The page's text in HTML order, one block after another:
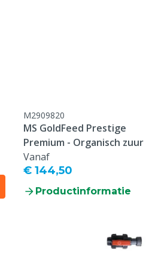
100 L/u
10000 L/u
M2909820
MS GoldFeed Prestige
Premium - Organisch zuur
Vanaf
€ 144,50
Productinformatie